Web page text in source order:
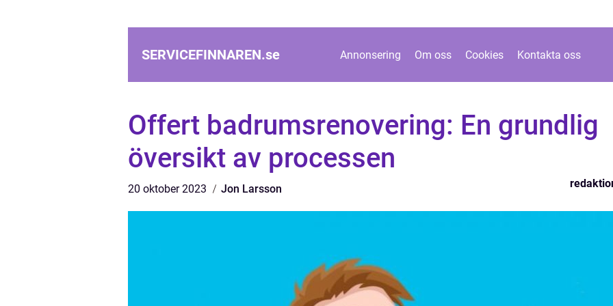
SERVICEFINNAREN.se Annonsering Om oss Cookies Kontakta oss
Offert badrumsrenovering: En grundlig
översikt av processen
20 oktober 2023 Jon Larsson